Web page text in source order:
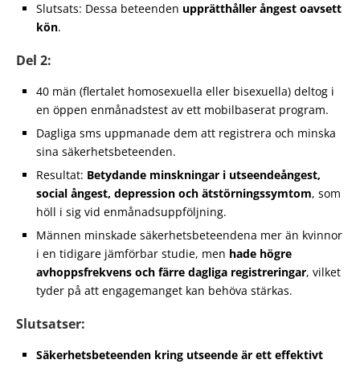
Slutsats: Dessa beteenden upprätthåller ångest oavsett
kön.
Del 2:
40 män (flertalet homosexuella eller bisexuella) deltog i
en öppen enmånadstest av ett mobilbaserat program.
Dagliga sms uppmanade dem att registrera och minska
sina säkerhetsbeteenden.
Resultat: Betydande minskningar i utseendeångest,
social ångest, depression och ätstörningssymtom, som
höll i sig vid enmånadsuppföljning.
Männen minskade säkerhetsbeteendena mer än kvinnor
i en tidigare jämförbar studie, men hade högre
avhoppsfrekvens och färre dagliga registreringar, vilket
tyder på att engagemanget kan behöva stärkas.
Slutsatser:
Säkerhetsbeteenden kring utseende är ett effektivt